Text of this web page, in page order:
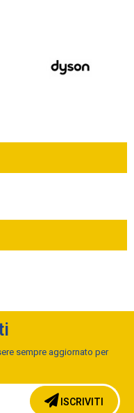
sempre aggiornato per
ISCRIVITI